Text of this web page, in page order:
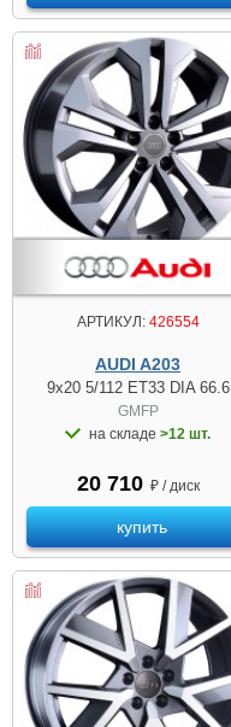
АРТИКУЛ:426554
AUDI A203
9x20 5/112 ET33 DIA 66.6
GMFP
на складе >12 шт.
20 710 ₽ / диск
купить